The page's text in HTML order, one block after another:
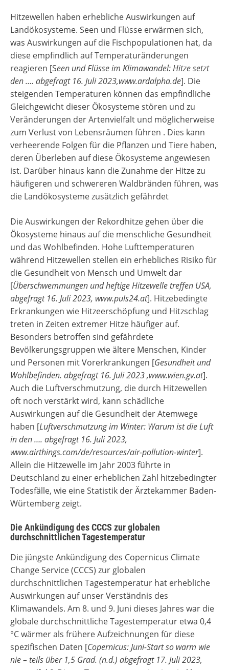
Hitzewellen haben erhebliche Auswirkungen auf
Landökosysteme. Seen und Flüsse erwärmen sich,
was Auswirkungen auf die Fischpopulationen hat, da
diese empfindlich auf Temperaturänderungen
reagieren [Seen und Flüsse im Klimawandel: Hitze setzt
den …. abgefragt 16. Juli 2023,www.ardalpha.de]. Die
steigenden Temperaturen können das empfindliche
Gleichgewicht dieser Ökosysteme stören und zu
Veränderungen der Artenvielfalt und möglicherweise
zum Verlust von Lebensräumen führen . Dies kann
verheerende Folgen für die Pflanzen und Tiere haben,
deren Überleben auf diese Ökosysteme angewiesen
ist. Darüber hinaus kann die Zunahme der Hitze zu
häufigeren und schwereren Waldbränden führen, was
die Landökosysteme zusätzlich gefährdet
Die Auswirkungen der Rekordhitze gehen über die
Ökosysteme hinaus auf die menschliche Gesundheit
und das Wohlbefinden. Hohe Lufttemperaturen
während Hitzewellen stellen ein erhebliches Risiko für
die Gesundheit von Mensch und Umwelt dar
[Überschwemmungen und heftige Hitzewelle treffen USA,
abgefragt 16. Juli 2023, www.puls24.at]. Hitzebedingte
Erkrankungen wie Hitzeerschöpfung und Hitzschlag
treten in Zeiten extremer Hitze häufiger auf.
Besonders betroffen sind gefährdete
Bevölkerungsgruppen wie ältere Menschen, Kinder
und Personen mit Vorerkrankungen [Gesundheit und
Wohlbefinden. abgefragt 16. Juli 2023 ,www.wien.gv.at].
Auch die Luftverschmutzung, die durch Hitzewellen
oft noch verstärkt wird, kann schädliche
Auswirkungen auf die Gesundheit der Atemwege
haben [Luftverschmutzung im Winter: Warum ist die Luft
in den …. abgefragt 16. Juli 2023,
www.airthings.com/de/resources/air-pollution-winter].
Allein die Hitzewelle im Jahr 2003 führte in
Deutschland zu einer erheblichen Zahl hitzebedingter
Todesfälle, wie eine Statistik der Ärztekammer Baden-
Würtemberg zeigt.
Die Ankündigung des CCCS zur globalen
durchschnittlichen Tagestemperatur
Die jüngste Ankündigung des Copernicus Climate
Change Service (CCCS) zur globalen
durchschnittlichen Tagestemperatur hat erhebliche
Auswirkungen auf unser Verständnis des
Klimawandels. Am 8. und 9. Juni dieses Jahres war die
globale durchschnittliche Tagestemperatur etwa 0,4
°C wärmer als frühere Aufzeichnungen für diese
spezifischen Daten [Copernicus: Juni-Start so warm wie
nie – teils über 1,5 Grad. (n.d.) abgefragt 17. Juli 2023,